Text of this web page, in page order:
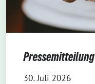
Pressemitteilung
30. Juli 2026